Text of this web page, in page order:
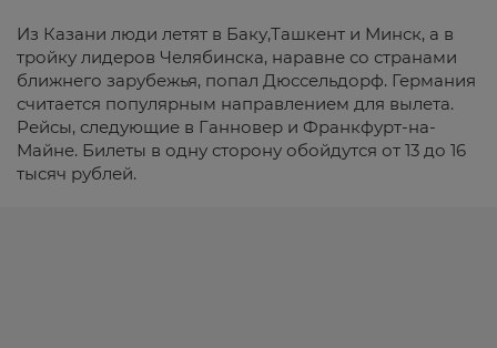
Из Казани люди летят в Баку,Ташкент и Минск, а в
тройку лидеров Челябинска, наравне со странами
ближнего зарубежья, попал Дюссельдорф. Германия
считается популярным направлением для вылета.
Рейсы, следующие в Ганновер и Франкфурт-на-
Майне. Билеты в одну сторону обойдутся от 13 до 16
тысяч рублей.